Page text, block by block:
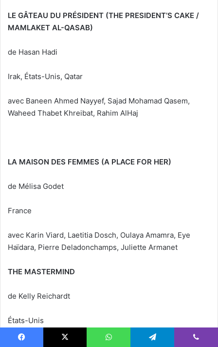
LE GÂTEAU DU PRÉSIDENT (THE PRESIDENT’S CAKE /
MAMLAKET AL-QASAB)
de Hasan Hadi
Irak, États-Unis, Qatar
avec Baneen Ahmed Nayyef, Sajad Mohamad Qasem,
Waheed Thabet Khreibat, Rahim AlHaj
LA MAISON DES FEMMES (A PLACE FOR HER)
de Mélisa Godet
France
avec Karin Viard, Laetitia Dosch, Oulaya Amamra, Eye
Haïdara, Pierre Deladonchamps, Juliette Armanet
THE MASTERMIND
de Kelly Reichardt
États-Unis